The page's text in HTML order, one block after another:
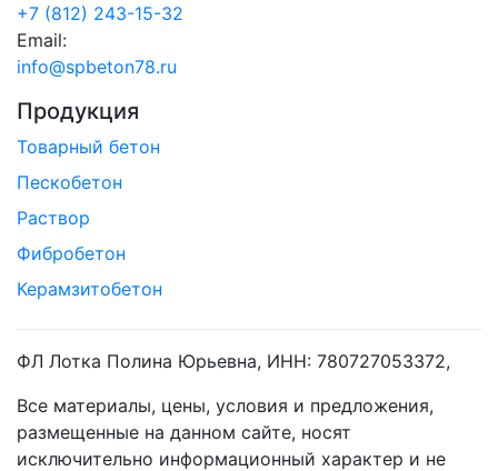
+7 (812) 243-15-32
Email:
info@spbeton78.ru
Продукция
Товарный бетон
Пескобетон
Раствор
Фибробетон
Керамзитобетон
ФЛ Лотка Полина Юрьевна, ИНН: 780727053372,
Все материалы, цены, условия и предложения,
размещенные на данном сайте, носят
исключительно информационный характер и не